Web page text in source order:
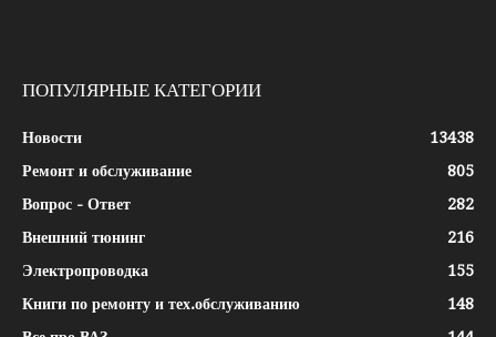
ПОПУЛЯРНЫЕ КАТЕГОРИИ
Новости
13438
Ремонт и обслуживание
805
Вопрос - Ответ
282
Внешний тюнинг
216
Электропроводка
155
Книги по ремонту и тех.обслуживанию
148